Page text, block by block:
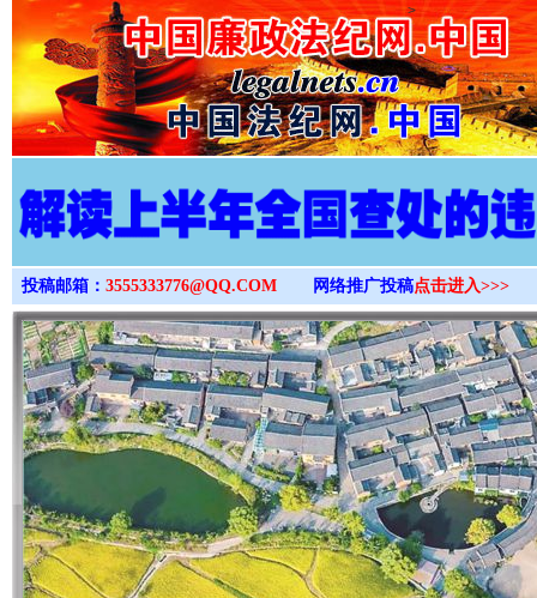
>
投稿邮箱： 3555333776@QQ.COM 网络推广投稿点击进入>>>